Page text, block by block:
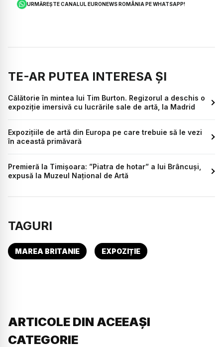
URMĂREȘTE CANALUL EURONEWS ROMÂNIA PE WHATSAPP!
TE-AR PUTEA INTERESA ȘI
Călătorie în mintea lui Tim Burton. Regizorul a deschis o
expoziție imersivă cu lucrările sale de artă, la Madrid
Expozițiile de artă din Europa pe care trebuie să le vezi
în această primăvară
Premieră la Timișoara: ”Piatra de hotar” a lui Brâncuși,
expusă la Muzeul Național de Artă
TAGURI
MAREA BRITANIE EXPOZIȚIE
ARTICOLE DIN ACEEAȘI
CATEGORIE